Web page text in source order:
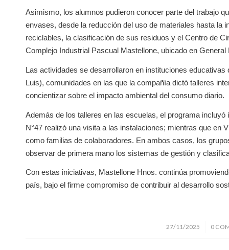
Asimismo, los alumnos pudieron conocer parte del trabajo
envases, desde la reducción del uso de materiales hasta la
reciclables, la clasificación de sus residuos y el Centro de
Complejo Industrial Pascual Mastellone, ubicado en General
Las actividades se desarrollaron en instituciones
Luis), comunidades en las que la compañía dictó talleres
concientizar sobre el impacto ambiental del consumo diario.
Además de los talleres en las escuelas, el programa
N°47 realizó una visita a las instalaciones; mientras que en
como familias de colaboradores. En ambos casos, los
observar de primera mano los sistemas de gestión y
Con estas iniciativas, Mastellone Hnos. continúa
país, bajo el firme compromiso de contribuir al desarrollo
27/11/2025
/ 0